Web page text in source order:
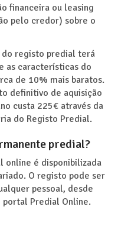
financeira ou leasing
pelo credor) sobre o
do registo predial terá
as características do
de 10% mais baratos.
definitivo de aquisição
custa 225€ através da
do Registo Predial.
predial?
online é disponibilizada
O registo pode ser
pessoal, desde
portal Predial Online.